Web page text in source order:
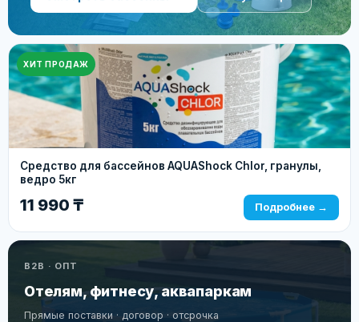
ХИТ ПРОДАЖ
Средство для бассейнов AQUAShock Chlor, гранулы,
ведро 5кг
11 990 ₸ Подробнее →
B2B · ОПТ
Отелям, фитнесу, аквапаркам
Прямые поставки · договор · отсрочка